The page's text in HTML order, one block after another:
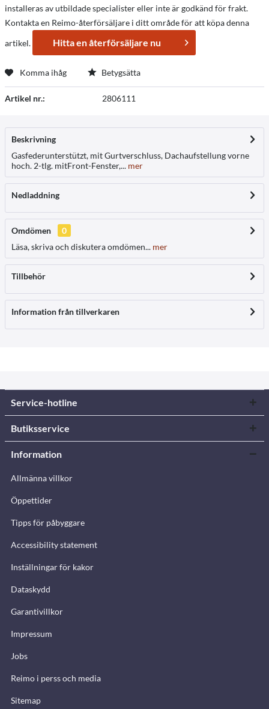
installeras av utbildade specialister eller inte är godkänd för frakt.
Kontakta en Reimo-återförsäljare i ditt område för att köpa denna
artikel.
Hitta en återförsäljare nu
Komma ihåg Betygsätta
Artikel nr.: 2806111
Beskrivning
Gasfederunterstützt, mit Gurtverschluss, Dachaufstellung vorne
hoch. 2-tlg. mitFront-Fenster,... mer
Nedladdning
Omdömen
0
Läsa, skriva och diskutera omdömen... mer
Tillbehör
Information från tillverkaren
Service-hotline
Butiksservice
Information
Allmänna villkor
Öppettider
Tipps för påbyggare
Accessibility statement
Inställningar för kakor
Dataskydd
Garantivillkor
Impressum
Jobs
Reimo i perss och media
Sitemap